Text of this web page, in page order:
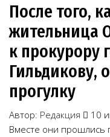
После того,
жительница
к прокурору
Гильдикову,
прогулку
Автор: Редакция 10
Вместе они прошлись